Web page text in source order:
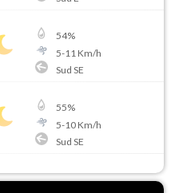
54%
5-11 Km/h
Sud SE
55%
5-10Km/h
Sud SE